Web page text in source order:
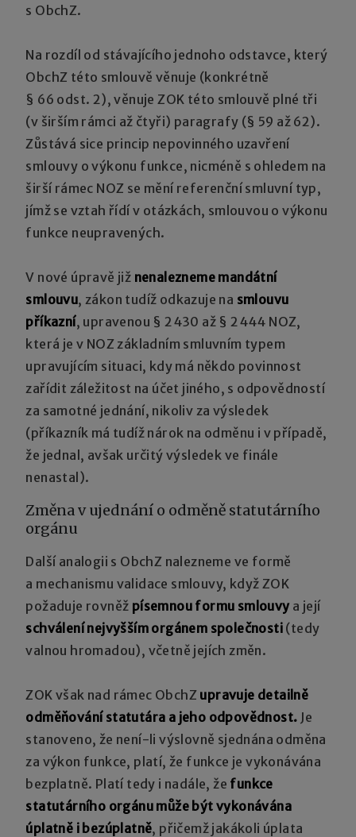
s ObchZ.
Na rozdíl od stávajícího jednoho odstavce, který
ObchZ této smlouvě věnuje (konkrétně
§ 66 odst. 2), věnuje ZOK této smlouvě plné tři
(v širším rámci až čtyři) paragrafy (§ 59 až 62).
Zůstává sice princip nepovinného uzavření
smlouvy o výkonu funkce, nicméně s ohledem na
širší rámec NOZ se mění referenční smluvní typ,
jímž se vztah řídí v otázkách, smlouvou o výkonu
funkce neupravených.
V nové úpravě již nenalezneme mandátní
smlouvu, zákon tudíž odkazuje na smlouvu
příkazní, upravenou § 2430 až § 2444 NOZ,
která je v NOZ základním smluvním typem
upravujícím situaci, kdy má někdo povinnost
zařídit záležitost na účet jiného, s odpovědností
za samotné jednání, nikoliv za výsledek
(příkazník má tudíž nárok na odměnu i v případě,
že jednal, avšak určitý výsledek ve finále
nenastal).
Změna v ujednání o odměně statutárního
orgánu
Další analogii s ObchZ nalezneme ve formě
a mechanismu validace smlouvy, když ZOK
požaduje rovněž písemnou formu smlouvya její
schválení nejvyšším orgánem společnosti (tedy
valnou hromadou), včetně jejích změn.
ZOK však nad rámec ObchZ upravuje detailně
odměňování statutára a jeho odpovědnost. Je
stanoveno, že není-li výslovně sjednána odměna
za výkon funkce, platí, že funkce je vykonávána
bezplatně. Platí tedy i nadále, že funkce
statutárního orgánu může být vykonávána
úplatně i bezúplatně, přičemž jakákoli úplata